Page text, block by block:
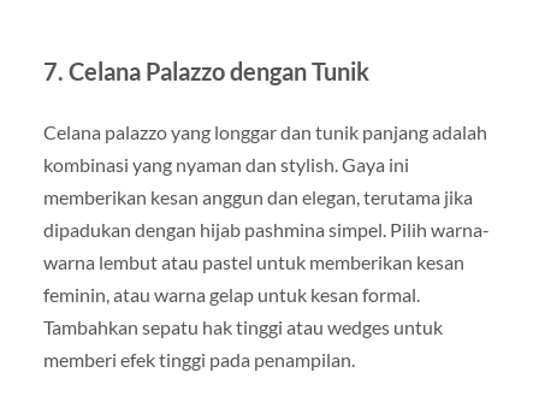
7. Celana Palazzo dengan Tunik
Celana palazzo yang longgar dan tunik panjang adalah
kombinasi yang nyaman dan stylish. Gaya ini
memberikan kesan anggun dan elegan, terutama jika
dipadukan dengan hijab pashmina simpel. Pilih warna-
warna lembut atau pastel untuk memberikan kesan
feminin, atau warna gelap untuk kesan formal.
Tambahkan sepatu hak tinggi atau wedges untuk
memberi efek tinggi pada penampilan.